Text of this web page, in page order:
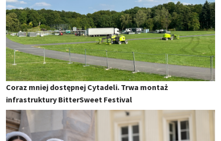
Coraz mniej dostępnej Cytadeli. Trwa montaż
infrastruktury BitterSweet Festival